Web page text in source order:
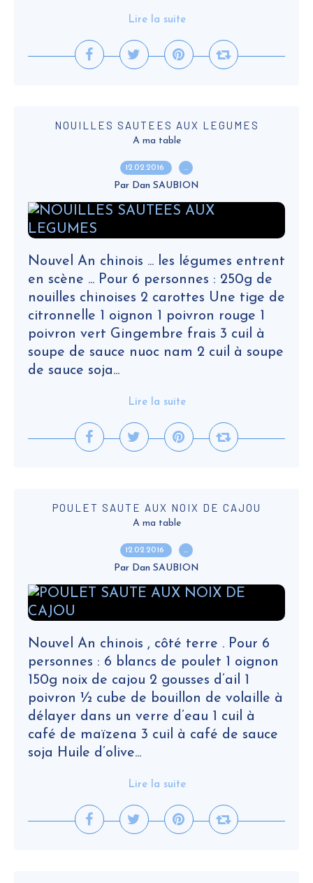
Lire la suite
NOUILLES SAUTEES AUX LEGUMES
A ma table
12.02.2016 …
Par Dan SAUBION
Nouvel An chinois ... les légumes entrent
en scène ... Pour 6 personnes : 250g de
nouilles chinoises 2 carottes Une tige de
citronnelle 1 oignon 1 poivron rouge 1
poivron vert Gingembre frais 3 cuil à
soupe de sauce nuoc nam 2 cuil à soupe
de sauce soja...
Lire la suite
POULET SAUTE AUX NOIX DE CAJOU
A ma table
12.02.2016 …
Par Dan SAUBION
Nouvel An chinois , côté terre . Pour 6
personnes : 6 blancs de poulet 1 oignon
150g noix de cajou 2 gousses d’ail 1
poivron ½ cube de bouillon de volaille à
délayer dans un verre d’eau 1 cuil à
café de maïzena 3 cuil à café de sauce
soja Huile d’olive...
Lire la suite